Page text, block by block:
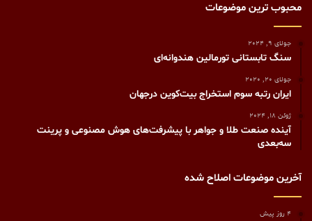
محبوب ترین موضوعات
جولای 9, 2024
سنگ تابستانی تورمالین هندوانه‌ای
جولای 20, 2020
ایران رتبه سوم استخراج بیت‌کوین در‌جهان
ژوئن 18, 2024
آینده صنعت طلا و جواهر با پیشرفت‌های هوش مصنوعی و پرینت
سه‌بعدی
آخرین موضوعات اصلاح شده
4 روز پیش